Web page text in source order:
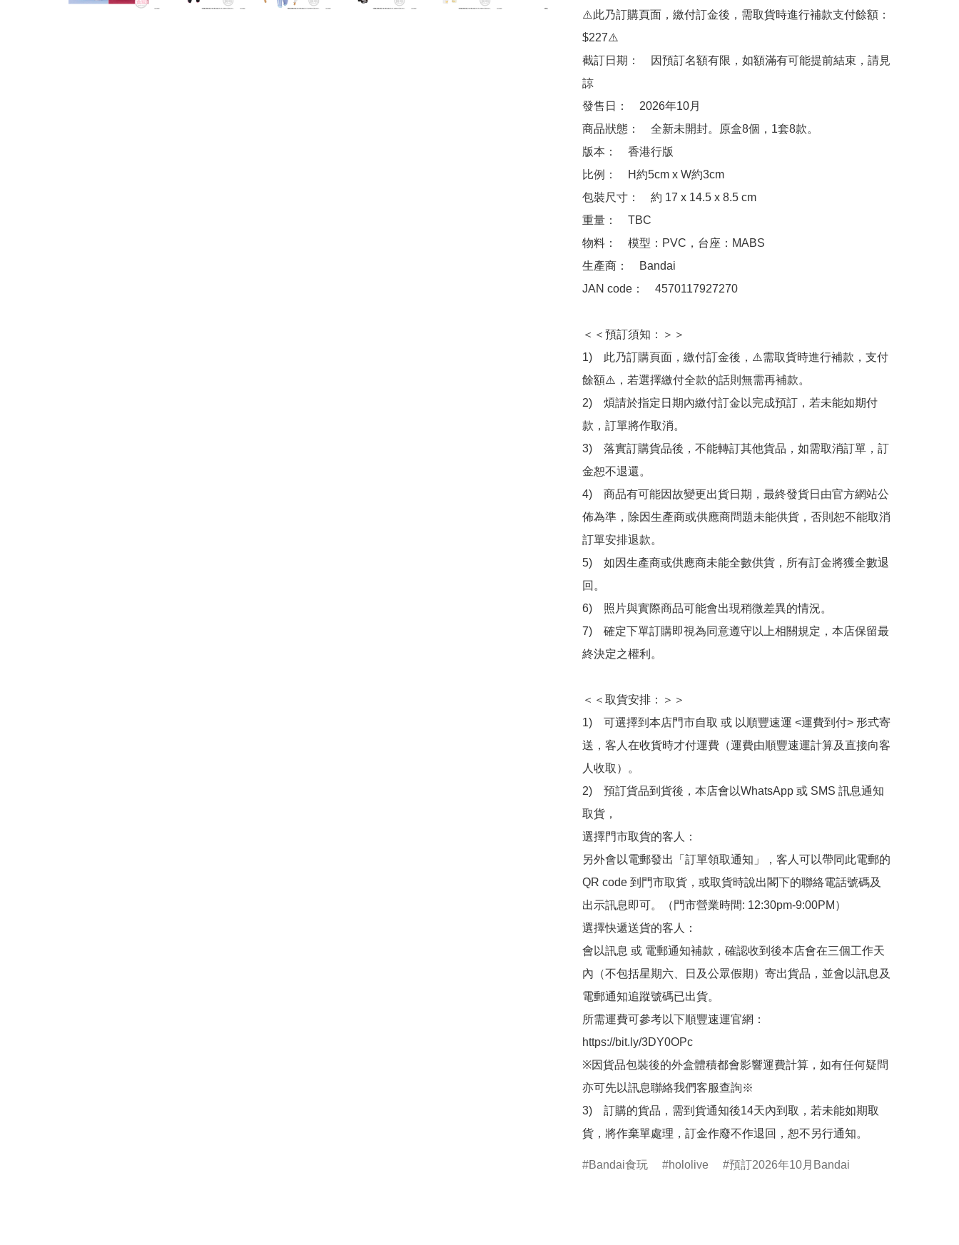
⚠️此乃訂購頁面，繳付訂金後，需取貨時進行補款支付餘額：
$227⚠️
截訂日期：　因預訂名額有限，如額滿有可能提前結束，請見
諒
發售日：　2026年10月
商品狀態：　全新未開封。原盒8個，1套8款。
版本：　香港行版
比例：　H約5cm x W約3cm
包裝尺寸：　約 17 x 14.5 x 8.5 cm
重量：　TBC
物料：　模型：PVC，台座：MABS
生產商：　Bandai
JAN code：　4570117927270
＜＜預訂須知：＞＞
1)　此乃訂購頁面，繳付訂金後，⚠️需取貨時進行補款，支付
餘額⚠️，若選擇繳付全款的話則無需再補款。
2)　煩請於指定日期內繳付訂金以完成預訂，若未能如期付
款，訂單將作取消。
3)　落實訂購貨品後，不能轉訂其他貨品，如需取消訂單，訂
金恕不退還。
4)　商品有可能因故變更出貨日期，最終發貨日由官方網站公
佈為準，除因生產商或供應商問題未能供貨，否則恕不能取消
訂單安排退款。
5)　如因生產商或供應商未能全數供貨，所有訂金將獲全數退
回。
6)　照片與實際商品可能會出現稍微差異的情況。
7)　確定下單訂購即視為同意遵守以上相關規定，本店保留最
終決定之權利。
＜＜取貨安排：＞＞
1)　可選擇到本店門市自取 或 以順豐速運 <運費到付> 形式寄
送，客人在收貨時才付運費（運費由順豐速運計算及直接向客
人收取）。
2)　預訂貨品到貨後，本店會以WhatsApp 或 SMS 訊息通知
取貨，
選擇門市取貨的客人：
另外會以電郵發出「訂單領取通知」，客人可以帶同此電郵的
QR code 到門市取貨，或取貨時說出閣下的聯絡電話號碼及
出示訊息即可。（門市營業時間: 12:30pm-9:00PM）
選擇快遞送貨的客人：
會以訊息 或 電郵通知補款，確認收到後本店會在三個工作天
內（不包括星期六、日及公眾假期）寄出貨品，並會以訊息及
電郵通知追蹤號碼已出貨。
所需運費可參考以下順豐速運官網：
https://bit.ly/3DY0OPc
※因貨品包裝後的外盒體積都會影響運費計算，如有任何疑問
亦可先以訊息聯絡我們客服查詢※
3)　訂購的貨品，需到貨通知後14天內到取，若未能如期取
貨，將作棄單處理，訂金作廢不作退回，恕不另行通知。
Bandai食玩 hololive 預訂2026年10月Bandai